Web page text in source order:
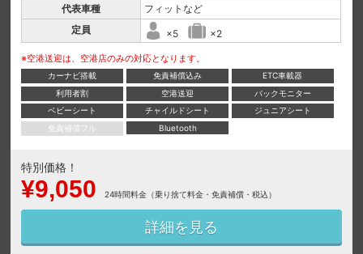
代表車種
フィットなど
定員
×5 ×2
※空港送迎は、空港店のみの対応となります。
カーナビ搭載 免責補償込み
ETC車載器
利用者割
空港送迎
バックモニター
ベビーシート
チャイルドシート
ジュニアシート
免責補償フル
Bluetooth
特別価格！
¥9,050 24時間料金（乗り捨て料金・免責補償・税込）
詳細を見る